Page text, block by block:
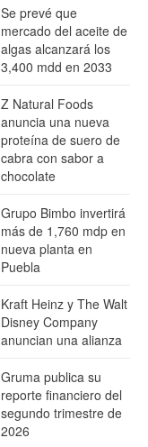
Se prevé que
mercado del aceite de
algas alcanzará los
3,400 mdd en 2033
Z Natural Foods
anuncia una nueva
proteína de suero de
cabra con sabor a
chocolate
Grupo Bimbo invertirá
más de 1,760 mdp en
nueva planta en
Puebla
Kraft Heinz y The Walt
Disney Company
anuncian una alianza
Gruma publica su
reporte financiero del
segundo trimestre de
2026